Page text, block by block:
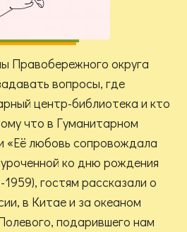
Правобережного округа
вопросы, где
центр-библиотека и кто
что в Гуманитарном
«Её любовь сопровождала
ко дню рождения
гостям рассказали о
в Китае и за океаном
подарившего нам